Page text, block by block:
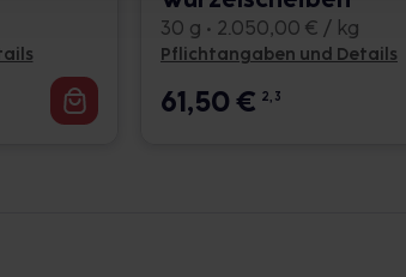
der Packungsbeilage
das Arzneimittel daher
30 g • 2.050,00 € / kg
Pflichtangaben und Details
61,50€ 2, 3